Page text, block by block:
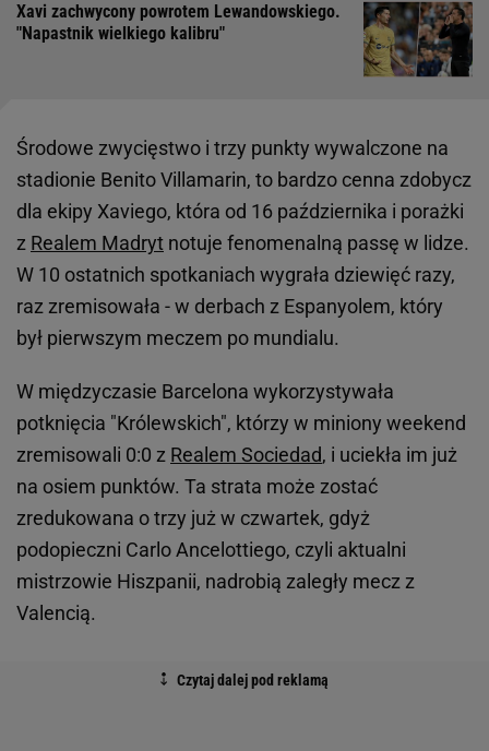
Xavi zachwycony powrotem Lewandowskiego.
"Napastnik wielkiego kalibru"
Środowe zwycięstwo i trzy punkty wywalczone na
stadionie Benito Villamarin, to bardzo cenna zdobycz
dla ekipy Xaviego, która od 16 października i porażki
z Realem Madryt notuje fenomenalną passę w lidze.
W 10 ostatnich spotkaniach wygrała dziewięć razy,
raz zremisowała - w derbach z Espanyolem, który
był pierwszym meczem po mundialu.
W międzyczasie Barcelona wykorzystywała
potknięcia "Królewskich", którzy w miniony weekend
zremisowali 0:0 z Realem Sociedad, i uciekła im już
na osiem punktów. Ta strata może zostać
zredukowana o trzy już w czwartek, gdyż
podopieczni Carlo Ancelottiego, czyli aktualni
mistrzowie Hiszpanii, nadrobią zaległy mecz z
Valencią.